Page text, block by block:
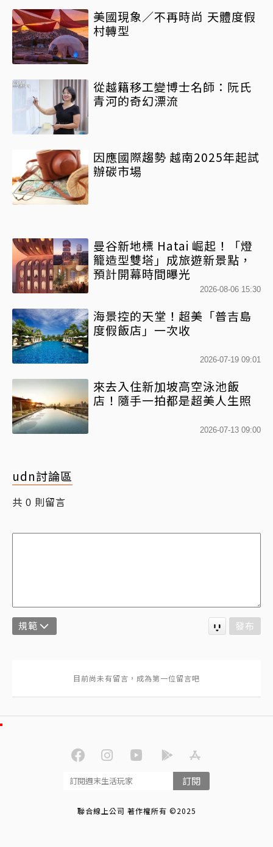
美國現象／不再時尚 天體度假
村轉型
從越籍移工變博士名師：阮氏
青河的奇幻漂流
因應國際趨勢 越南2025年起試
辦碳市場
曼谷新地標 Hatai 崛起！「燈
籠造型雙塔」成旅遊新景點，
預計開幕時間曝光
2026-08-06 15:30
海景控的天堂！超美「普吉島
度假飯店」一次收
2026-07-19 09:01
來去入住新加坡高空泳池飯
店！隨手一拍都是超美人生照
2026-07-13 09:00
udn討論區
共 0 則留言
規範 發布
訂閱
聯合線上公司 著作權所有 ©2025